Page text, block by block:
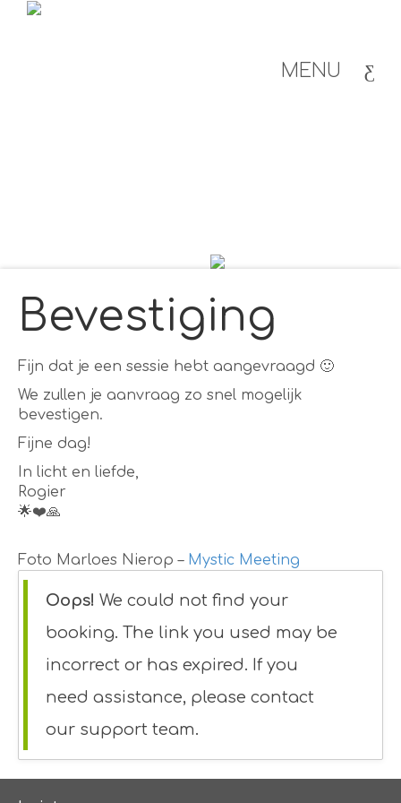
MENU
Bevestiging
Fijn dat je een sessie hebt aangevraagd 🙂
We zullen je aanvraag zo snel mogelijk
bevestigen.
Fijne dag!
In licht en liefde,
Rogier
🌟❤️🙏
Foto Marloes Nierop – Mystic Meeting
Oops! We could not find your
booking. The link you used may be
incorrect or has expired. If you
need assistance, please contact
our support team.